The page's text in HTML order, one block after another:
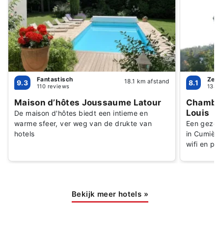
9.3 Fantastisch
110 reviews
18.1 km afstand
Maison d’hôtes Joussaume Latour
De maison d'hôtes biedt een intieme en
warme sfeer, ver weg van de drukte van
hotels
8.1 138
Louis
Een
in
wifi en
Bekijk meer hotels »